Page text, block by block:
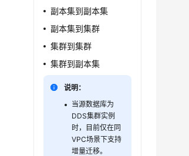
副本集到副本集
副本集到集群
集群到集群
集群到副本集
说明：
当源数据库为
DDS集群实例
时，目前仅在同
VPC场景下支持
增量迁移。